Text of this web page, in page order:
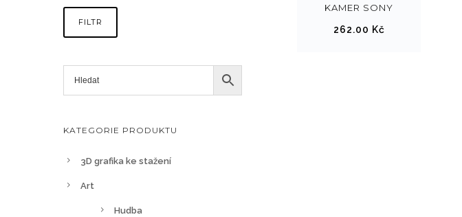
KAMER SONY
262.00 Kč
FILTR
KATEGORIE PRODUKTU
3D grafika ke stažení
Art
Hudba